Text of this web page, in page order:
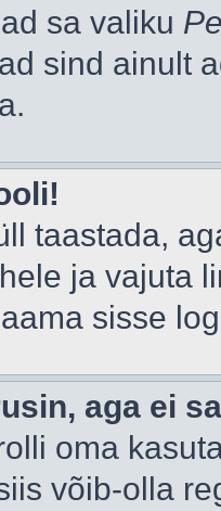
sa valiku
sind ainult
taastada,
ja vajuta
sisse
aga ei
oma
võib-olla